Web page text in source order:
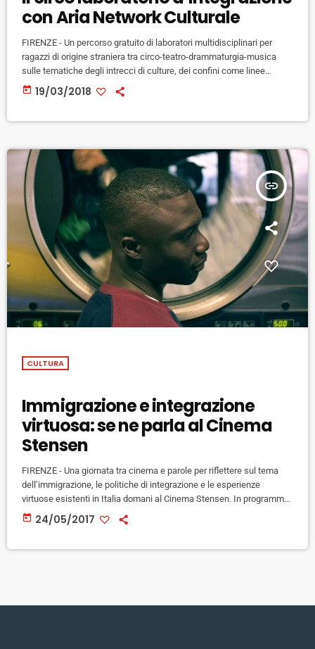
con Aria Network Culturale
FIRENZE - Un percorso gratuito di laboratori multidisciplinari per
ragazzi di origine straniera tra circo-teatro-drammaturgia-musica
sulle tematiche degli intrecci di culture, dei confini come linee
impermanenti, della ricchezza delle contaminazioni culturali. È “Le
Vie del Circo. Caleidoscopio, il mondo a rovescio per ritornare dritto”
today 19/03/2018
insert_link
CULTURA
Immigrazione e integrazione
virtuosa: se ne parla al Cinema
Stensen
FIRENZE - Una giornata tra cinema e parole per riflettere sul tema
dell’immigrazione, le politiche di integrazione e le esperienze
virtuose esistenti in Italia domani al Cinema Stensen. In programma
due documentari e una tavola rotonda. Si comincia alle ore 19 con
‘La trasferta’ (Ita 2017, 20') della giovane regista fiorentina Marta
today 24/05/2017